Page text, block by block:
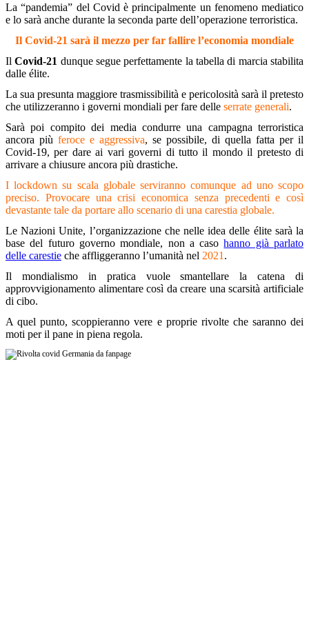
La “pandemia” del Covid è principalmente un fenomeno mediatico
e lo sarà anche durante la seconda parte dell’operazione terroristica.
Il Covid-21 sarà il mezzo per far fallire l’economia mondiale
IlCovid-21 dunque segue perfettamente la tabella di marcia stabilita
dalle élite.
La sua presunta maggiore trasmissibilità e pericolosità sarà il pretesto
che utilizzeranno i governi mondiali per fare delle serrate generali.
Sarà poi compito dei media condurre una campagna terroristica
ancora più feroce e aggressiva, se possibile, di quella fatta per il
Covid-19, per dare ai vari governi di tutto il mondo il pretesto di
arrivare a chiusure ancora più drastiche.
I lockdown su scala globale serviranno comunque ad uno scopo
preciso. Provocare una crisi economica senza precedenti e così
devastante tale da portare allo scenario di una carestia globale.
Le Nazioni Unite, l’organizzazione che nelle idea delle élite sarà la
base del futuro governo mondiale, non a casohanno già parlato
delle carestie che affliggeranno l’umanità nel 2021 .
Il mondialismo in pratica vuole smantellare la catena di
approvvigionamento alimentare così da creare una scarsità artificiale
di cibo.
A quel punto, scoppieranno vere e proprie rivolte che saranno dei
moti per il pane in piena regola.